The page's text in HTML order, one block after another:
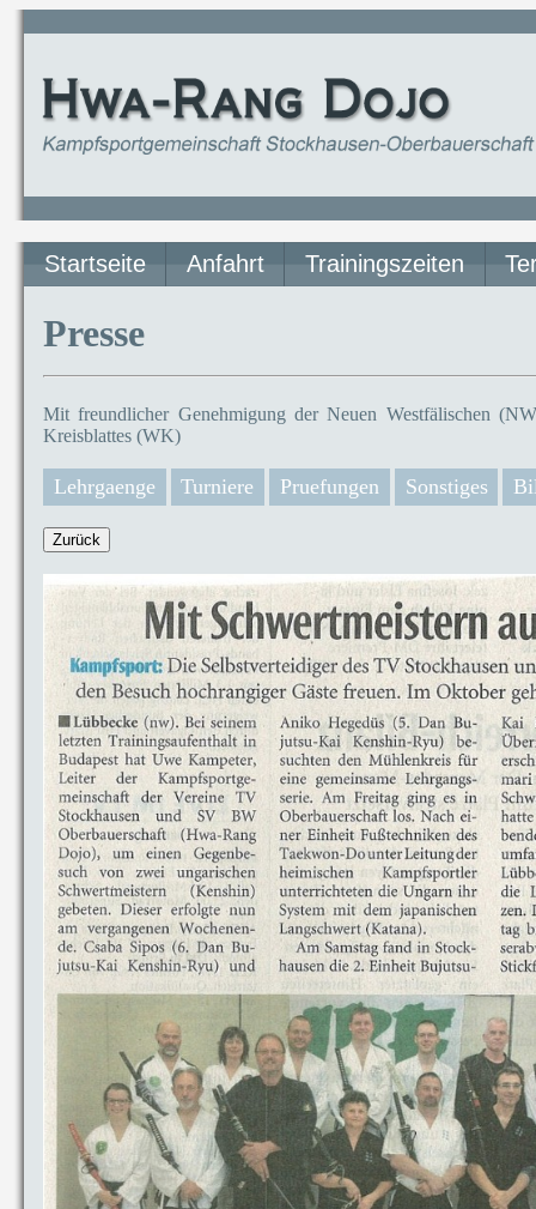
Startseite Anfahrt Trainingszeiten
Presse
Mit freundlicher Genehmigung der Neuen Westfälischen
Kreisblattes (WK)
Lehrgaenge Turniere Pruefungen Sonstiges